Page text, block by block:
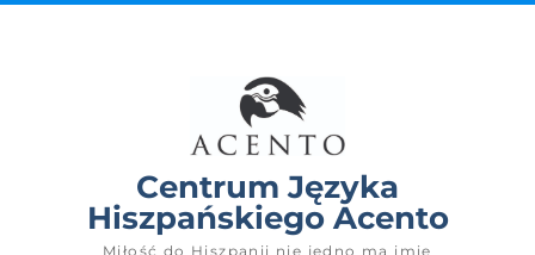
Centrum Języka
Hiszpańskiego Acento
Miłość do Hiszpanii nie jedno ma imię